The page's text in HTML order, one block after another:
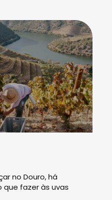
no Douro, há
fazer às uvas